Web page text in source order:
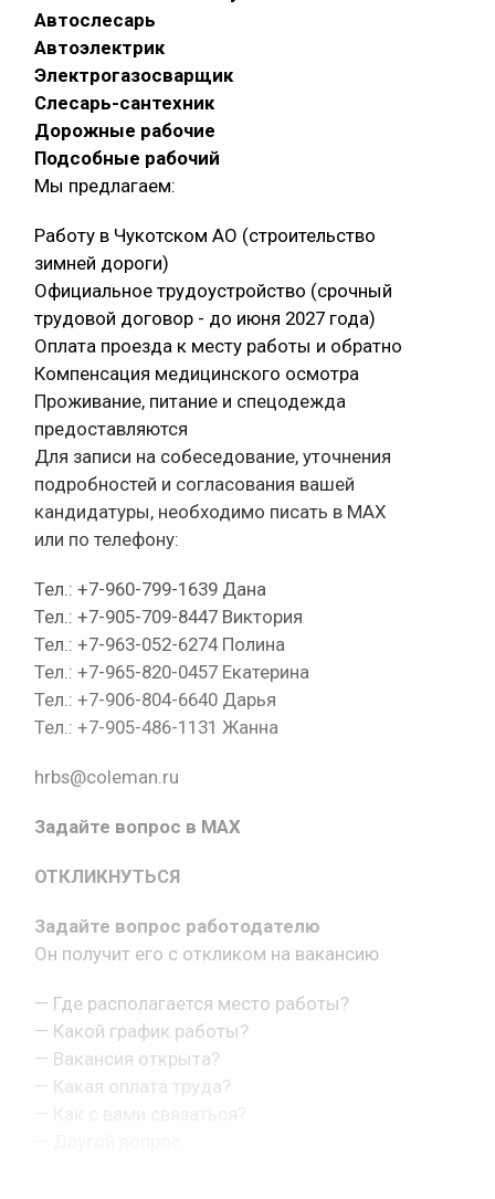
Автослесарь
Автоэлектрик
Электрогазосварщик
Слесарь-сантехник
Дорожные рабочие
Подсобные рабочий
Мы предлагаем:
Работу в Чукотском АО (строительство
зимней дороги)
Официальное трудоустройство (срочный
трудовой договор - до июня 2027 года)
Оплата проезда к месту работы и обратно
Компенсация медицинского осмотра
Проживание, питание и спецодежда
предоставляются
Для записи на собеседование, уточнения
подробностей и согласования вашей
кандидатуры, необходимо писать в МАХ
или по телефону:
Тел.: +7-960-799-1639 Дана
Тел.: +7-905-709-8447 Виктория
Тел.: +7-963-052-6274 Полина
Тел.: +7-965-820-0457 Екатерина
Тел.: +7-906-804-6640 Дарья
Тел.: +7-905-486-1131 Жанна
hrbs@coleman.ru
Задайте вопрос в MAX
ОТКЛИКНУТЬСЯ
Задайте вопрос работодателю
Он получит его с откликом на вакансию
— Где располагается место работы?
— Какой график работы?
— Вакансия открыта?
— Какая оплата труда?